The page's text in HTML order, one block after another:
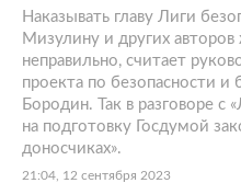
Наказывать главу Лиги
Мизулину и других авторов
неправильно, считает
проекта по безопасности
Бородин. Так в разговоре с
на подготовку Госдумой
доносчиках».
21:04, 12 сентября 2023